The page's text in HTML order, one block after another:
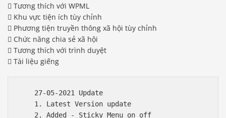
 Tương thích với WPML
 Khu vực tiện ích tùy chỉnh
 Phương tiện truyền thông xã hội tùy chỉnh
 Chức năng chia sẻ xã hội
 Tương thích với trình duyệt
 Tài liệu giếng
    27-05-2021 Update
    1. Latest Version update
    2. Added - Sticky Menu on off